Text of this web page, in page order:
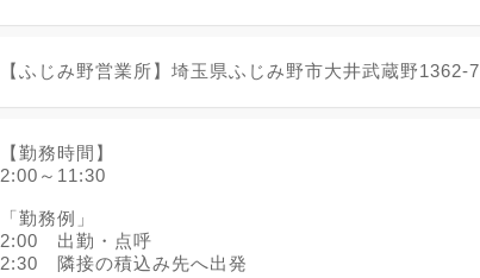
【ふじみ野営業所】埼玉県ふじみ野市大井武蔵野1362‐7
【勤務時間】
2:00～11:30
「勤務例」
2:00 出勤・点呼
2:30 隣接の積込み先へ出発